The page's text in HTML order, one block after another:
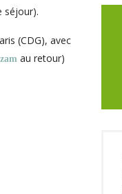
séjour).
(CDG), avec
au retour)